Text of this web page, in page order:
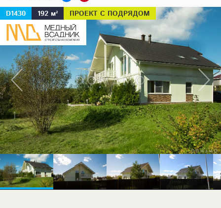
D1430 192 м² ПРОЕКТ С ПОДРЯДОМ